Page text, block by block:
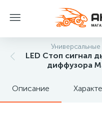
LED Стоп сигнал
диффузора
Описание